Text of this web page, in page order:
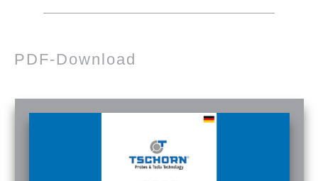
PDF-Download